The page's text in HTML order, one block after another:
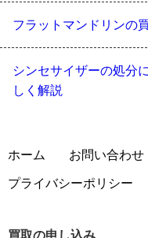
フラットマンドリンの
シンセサイザーの処分
しく解説
ホーム お問い合わせ
プライバシーポリシー
買取の申し込み